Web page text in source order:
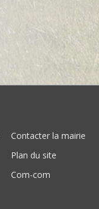
Contacter la mairie
Plan du site
Com-com